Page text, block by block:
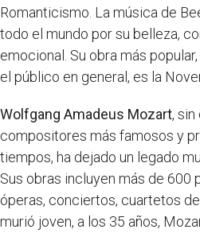
Romanticismo. La música de
todo el mundo por su belleza,
emocional. Su obra más
el público en general, es la
Wolfgang Amadeus Mozart, sin
compositores más famosos y
tiempos, ha dejado un legado
Sus obras incluyen más de 600
óperas, conciertos, cuartetos
murió joven, a los 35 años,